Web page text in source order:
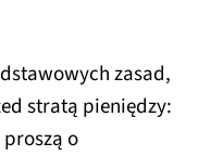
zasad,
stratą pieniędzy:
o